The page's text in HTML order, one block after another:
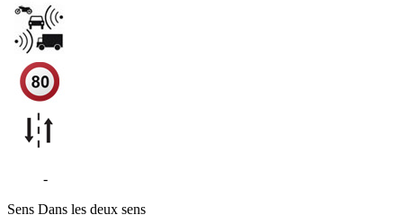
-
Sens Dans les deux sens